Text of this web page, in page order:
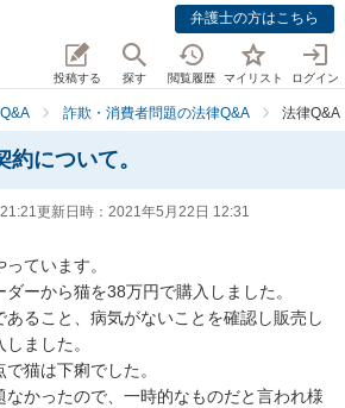
弁護士の方はこちら
投稿する 探す 閲覧履歴 マイリスト ログイン
詐欺・消費者問題の法律Q&A 法律Q&A
について。
更新日時： 2021年5月22日 12:31
ています。
ーから猫を38万円で購入しました。
ること、病気がないことを確認し販売し
ました。
猫は下痢でした。
なかったので、一時的なものだと言われ様